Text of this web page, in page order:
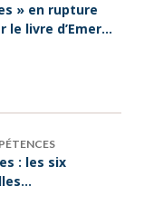
» en rupture
livre d’Emeric
: les six